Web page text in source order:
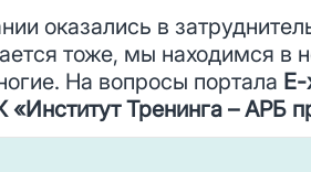
оказались в
тоже, мы находимся в
На вопросы портала
«Институт Тренинга – АРБ